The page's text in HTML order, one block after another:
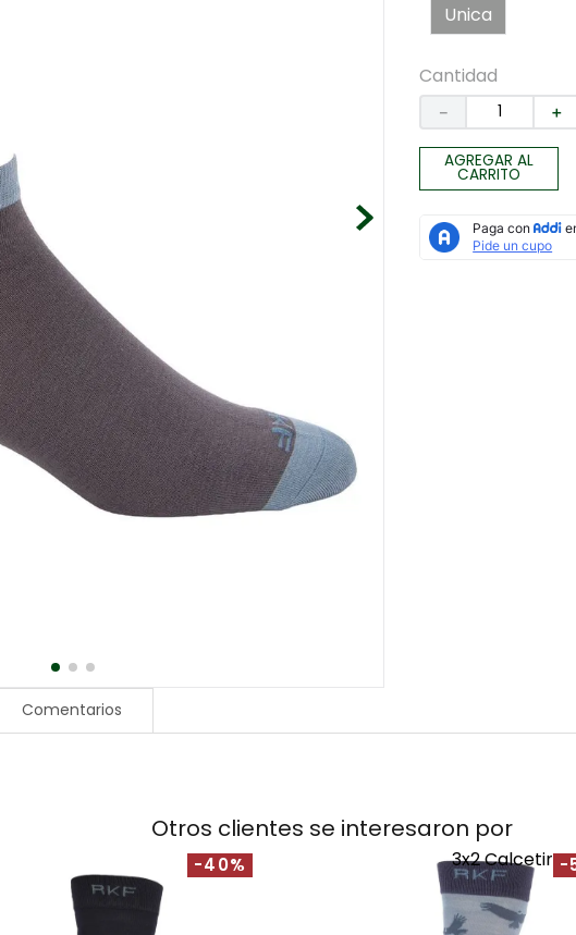
Unica
Cantidad
＋
－
AGREGAR AL
CARRITO
Comentarios
Otros clientes se interesaron por
-40% -
3x2 Calcetines